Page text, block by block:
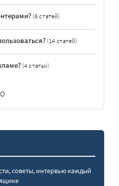
(6 статей)
(14 статей)
(4 статьи)
советы, интервью каждый